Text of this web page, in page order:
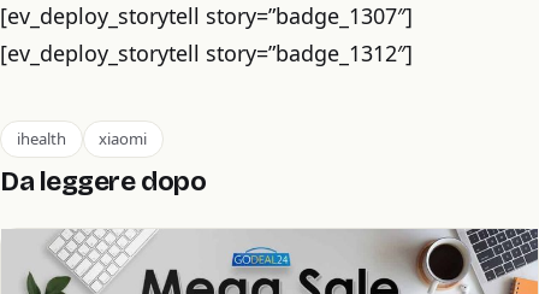
[ev_deploy_storytell story=”badge_1307″]
[ev_deploy_storytell story=”badge_1312″]
ihealth xiaomi
Da leggere dopo